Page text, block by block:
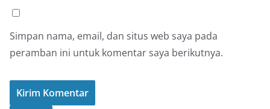
Simpan nama, email, dan situs web saya pada
peramban ini untuk komentar saya berikutnya.